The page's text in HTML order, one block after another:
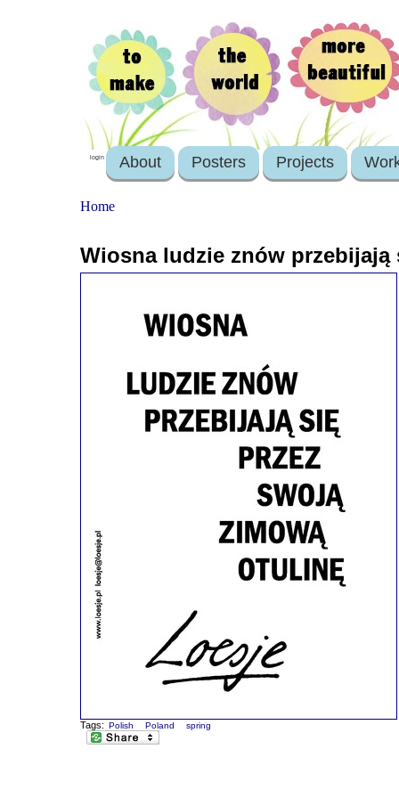
login About Posters Projects
Home
Wiosna ludzie znów
Tags: Polish Poland spring